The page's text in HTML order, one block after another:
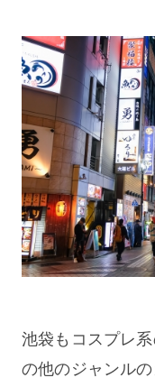
池袋もコスプレ
の他のジャンル